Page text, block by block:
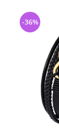
-36%